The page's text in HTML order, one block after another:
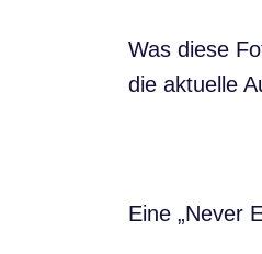
Was diese
die aktuelle
Eine „Never